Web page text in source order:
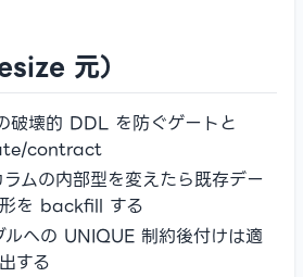
元）
壊的 DDL を防ぐゲートと
contract
ムの内部型を変えたら既存デー
を backfill する
への UNIQUE 制約後付けは適
する